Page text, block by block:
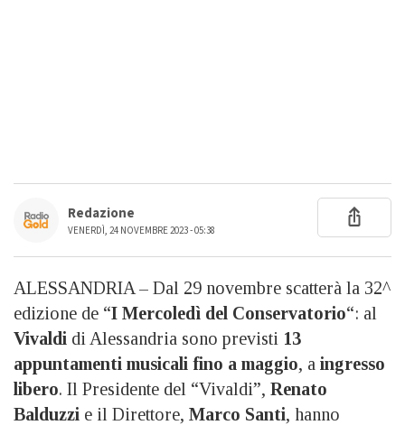
Redazione
VENERDÌ, 24 NOVEMBRE 2023 - 05:38
ALESSANDRIA – Dal 29 novembre scatterà la 32^
edizione de “I Mercoledì del Conservatorio“: al
Vivaldi di Alessandria sono previsti 13
appuntamenti musicali fino a maggio, a ingresso
libero. Il Presidente del “Vivaldi”, Renato
Balduzzi e il Direttore, Marco Santi, hanno